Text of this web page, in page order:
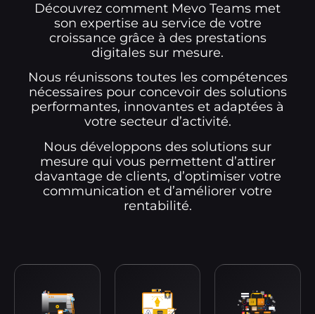
Découvrez comment Mevo Teams met
son expertise au service de votre
croissance grâce à des prestations
digitales sur mesure.
Nous réunissons toutes les compétences
nécessaires pour concevoir des solutions
performantes, innovantes et adaptées à
votre secteur d’activité.
Nous développons des solutions sur
mesure qui vous permettent d’attirer
davantage de clients, d’optimiser votre
communication et d’améliorer votre
rentabilité.